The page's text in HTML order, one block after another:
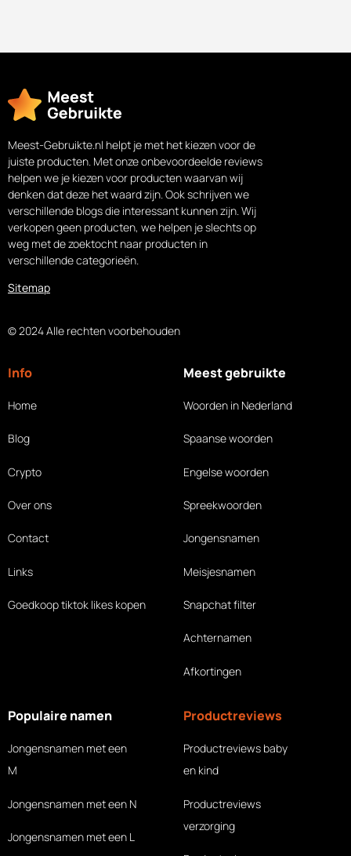
Meest-Gebruikte.nl helpt je met het kiezen voor de
juiste producten. Met onze onbevoordeelde reviews
helpen we je kiezen voor producten waarvan wij
denken dat deze het waard zijn. Ook schrijven we
verschillende blogs die interessant kunnen zijn. Wij
verkopen geen producten, we helpen je slechts op
weg met de zoektocht naar producten in
verschillende categorieën.
Sitemap
© 2024 Alle rechten voorbehouden
Info
Home
Blog
Crypto
Over ons
Contact
Links
Goedkoop tiktok likes kopen
Meest gebruikte
Woorden in Nederland
Spaanse woorden
Engelse woorden
Spreekwoorden
Jongensnamen
Meisjesnamen
Snapchat filter
Achternamen
Afkortingen
Populaire namen
Jongensnamen met een
M
Jongensnamen met een N
Jongensnamen met een L
Productreviews
Productreviews baby
en kind
Productreviews
verzorging